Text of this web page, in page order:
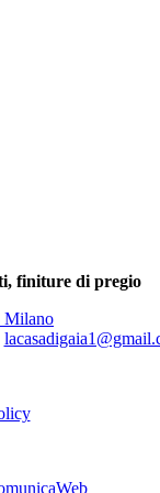
finiture di pregio
Milano